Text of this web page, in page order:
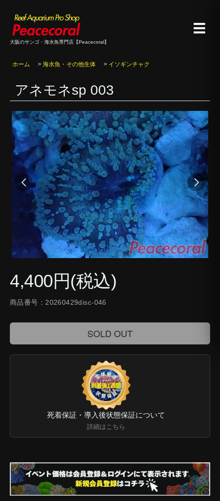
大阪のサンゴ・海水魚専門店【Peacecoral】
☰
ホーム > 海水魚・その他生体 > イソギンチャク
アネモネsp 003
4,400円(税込)
商品番号：20260429disc-046
SOLD OUT
死着保証・導入後状態保証について
詳細はこちら